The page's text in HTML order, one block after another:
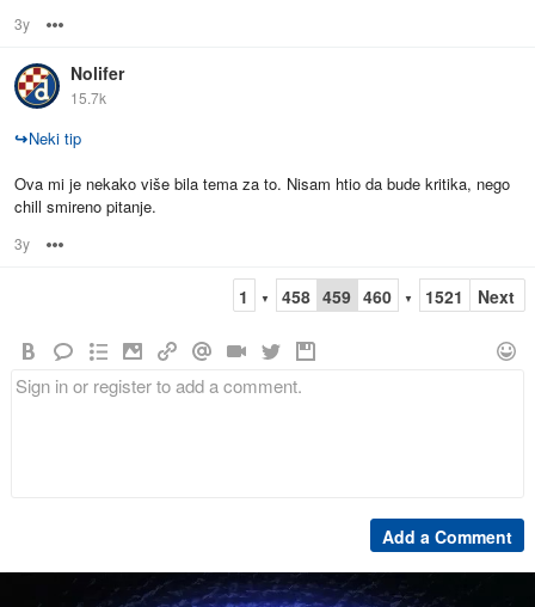
3y
Nolifer
15.7k
↪Neki tip
Ova mi je nekako više bila tema za to. Nisam htio da bude kritika, nego
chill smireno pitanje.
3y
1 ▼ 458 459 460 ▼ 1521 Next
Add a Comment